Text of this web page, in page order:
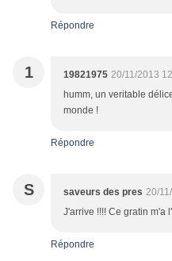
Répondre
1 19821975 20/11/2013
humm, un veritable
monde !
Répondre
S saveurs des pres 20/
J'arrive !!!! Ce gratin m'a
Répondre